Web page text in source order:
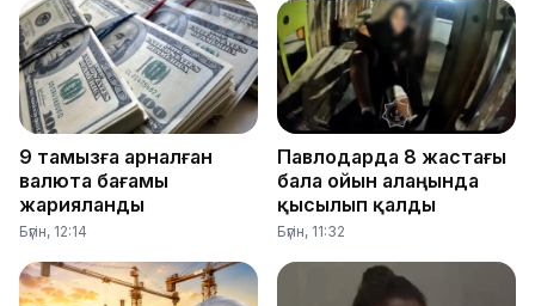
9 тамызға арналған
валюта бағамы
жарияланды
Бүгін, 12:14
Павлодарда 8 жастағы
бала ойын алаңында
қысылып қалды
Бүгін, 11:32